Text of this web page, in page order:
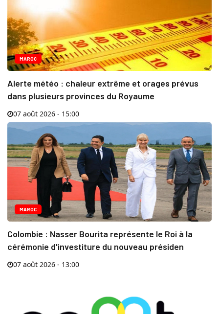
MAROC
Alerte météo : chaleur extrême et orages prévus
dans plusieurs provinces du Royaume
07 août 2026 - 15:00
MAROC
Colombie : Nasser Bourita représente le Roi à la
cérémonie d'investiture du nouveau présiden
07 août 2026 - 13:00